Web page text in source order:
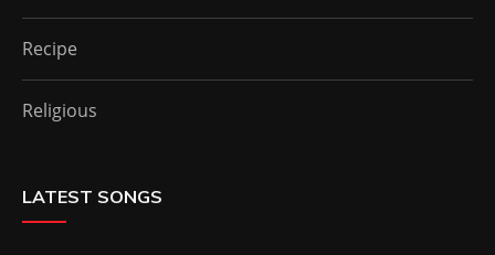
Recipe
Religious
LATEST SONGS